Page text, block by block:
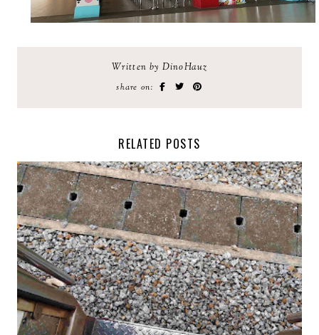
Written by DinoHauz
share on:
RELATED POSTS